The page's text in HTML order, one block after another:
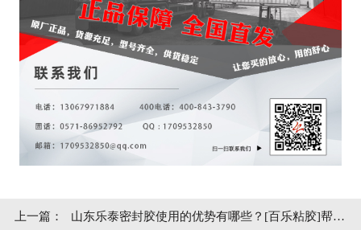
上一篇： 山东乐泰密封胶使用的优势有哪些？[百乐粘胶]帮你